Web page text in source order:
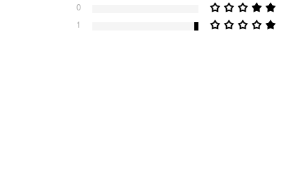
0
1